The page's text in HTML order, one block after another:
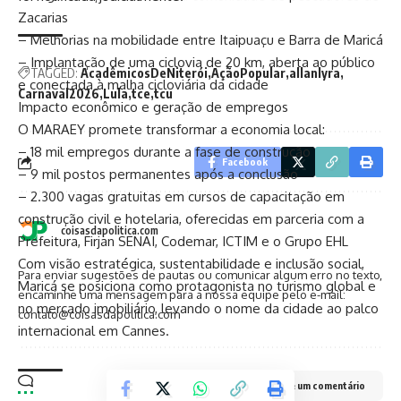
TAGGED: AcadêmicosDeNiterói AçãoPopular allanlyra
Carnaval2026 Lula tce tcu
Facebook
coisasdapolitica.com
Para enviar sugestões de pautas ou comunicar algum erro no texto,
encaminhe uma mensagem para a nossa equipe pelo e-mail:
contato@coisasdapolitica.com
Deixe um comentário
Zacarias
– Melhorias na mobilidade entre Itaipuaçu e Barra de Maricá
– Implantação de uma ciclovia de 20 km, aberta ao público
e conectada à malha cicloviária da cidade
Impacto econômico e geração de empregos
O MARAEY promete transformar a economia local:
– 18 mil empregos durante a fase de construção
– 9 mil postos permanentes após a conclusão
– 2.300 vagas gratuitas em cursos de capacitação em
construção civil e hotelaria, oferecidas em parceria com a
Prefeitura, Firjan SENAI, Codemar, ICTIM e o Grupo EHL
Com visão estratégica, sustentabilidade e inclusão social,
Maricá se posiciona como protagonista no turismo global e
no mercado imobiliário, levando o nome da cidade ao palco
internacional em Cannes.